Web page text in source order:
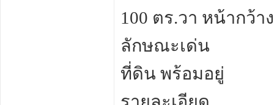
100 ตร.วา หน้ากว้า
ลักษณะเด่น
ที่ดิน พร้อมอยู่